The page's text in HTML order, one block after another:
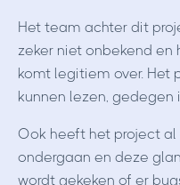
Het team achter dit
zeker niet onbekend en
komt legitiem over. Het
kunnen lezen, gedegen
Ook heeft het project
ondergaan en deze
wordt gekeken of er